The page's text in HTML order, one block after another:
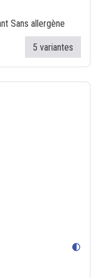
Sans allergène
5 variantes
contrast